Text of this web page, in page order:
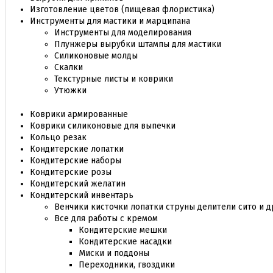
Изготовление цветов (пищевая флористика)
Инструменты для мастики и марципана
Инструменты для моделирования
Плунжеры вырубки штампы для мастики
Силиконовые молды
Скалки
Текстурные листы и коврики
Утюжки
Коврики армированные
Коврики силиконовые для выпечки
Кольцо резак
Кондитерские лопатки
Кондитерские наборы
Кондитерские розы
Кондитерский желатин
Кондитерский инвентарь
Венчики кисточки лопатки струны делители сито и
Все для работы с кремом
Кондитерские мешки
Кондитерские насадки
Миски и поддоны
Переходники, гвоздики